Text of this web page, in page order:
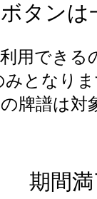
ボタン
用できる
みとなり
牌譜は対
期間